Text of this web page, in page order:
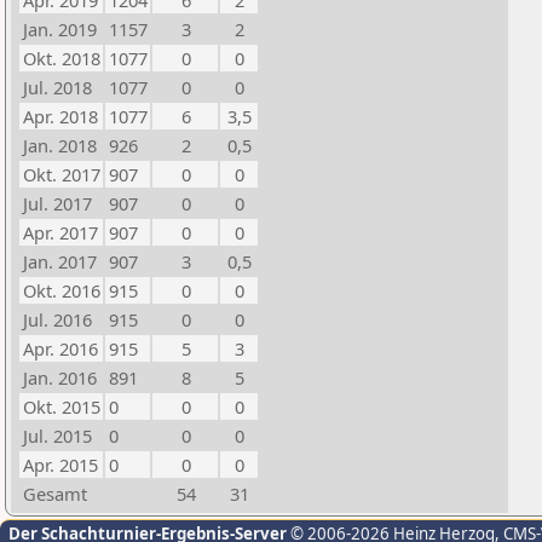
Jan. 2019 1157 3
2
Okt. 2018 1077 0
0
Jul. 2018
1077 0
0
Apr. 2018 1077 6
3,5
Jan. 2018 926 2
0,5
Okt. 2017 907 0
0
Jul. 2017
907 0
0
Apr. 2017 907 0
0
Jan. 2017 907 3
0,5
Okt. 2016 915 0
0
Jul. 2016
915 0
0
Apr. 2016 915 5
3
Jan. 2016 891 8
5
Okt. 2015 0 0
0
Jul. 2015
0 0
0
Apr. 2015 0 0
0
Gesamt
54 31
Der Schachturnier-Ergebnis-Server© 2006-2026 Heinz Herzog,